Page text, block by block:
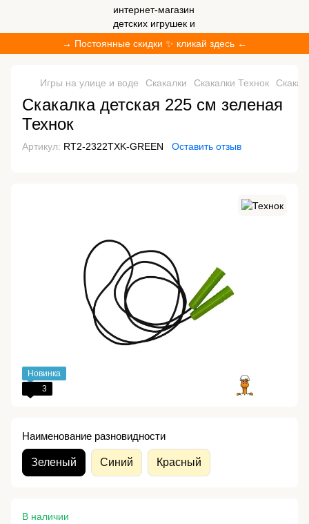
→ Постоянные скидки ✨ кликай здесь ←
Игры на улице и воде Скакалки Скакалки Технок
Скакалка детская 225 см зеленая
Технок
Артикул: RT2-2322TXK-GREEN Оставить отзыв
Новинка
3
Наименование разновидности
Зеленый Синий Красный
В наличии